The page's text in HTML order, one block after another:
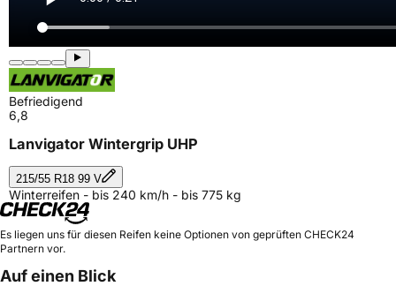
Befriedigend
6,8
Lanvigator Wintergrip UHP
215/55 R18 99 V
Winterreifen - bis 240 km/h - bis 775 kg
Es liegen uns für diesen Reifen keine Optionen von geprüften CHECK24
Partnern vor.
Auf einen Blick